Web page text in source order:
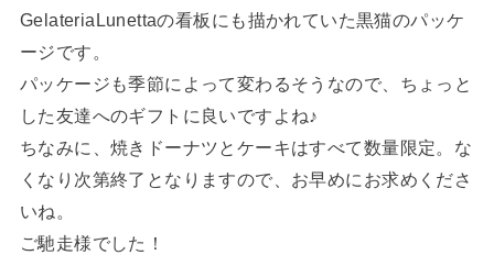
GelateriaLunettaの看板にも描かれていた黒猫のパッケ
ージです。
パッケージも季節によって変わるそうなので、ちょっと
した友達へのギフトに良いですよね♪
ちなみに、焼きドーナツとケーキはすべて数量限定。な
くなり次第終了となりますので、お早めにお求めくださ
いね。
ご馳走様でした！